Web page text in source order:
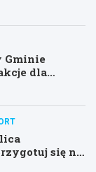
Gminie
dla
się na